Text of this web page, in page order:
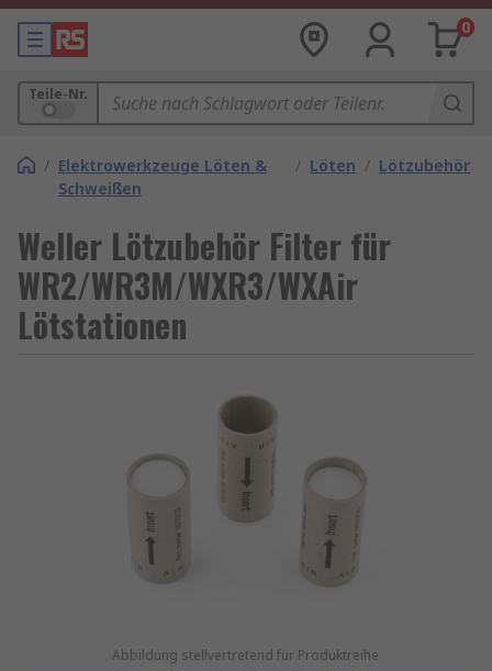
0
Teile-Nr.
/ Elektrowerkzeuge Löten &
Schweißen
/ Löten / Lötzubehör
Weller Lötzubehör Filter für
WR2/WR3M/WXR3/WXAir
Lötstationen
Abbildung stellvertretend für Produktreihe